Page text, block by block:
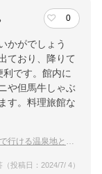
0
かがでしょう
ており、降りて
です。館内に
や但馬牛しゃぶ
す。料理旅館な
泉地とおすすめの宿
投稿日：2024/7/ 4）